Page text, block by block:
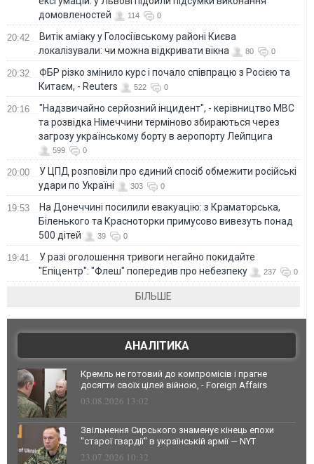
домовленостей
114 0
20:42
Витік аміаку у Голосіївському районі Києва
локалізували: чи можна відкривати вікна
80 0
20:32
ФБР різко змінило курс і почало співпрацю з Росією та
Китаєм, - Reuters
522 0
20:16
"Надзвичайно серйозний інцидент", - керівництво МВС
та розвідка Німеччини терміново збираються через
загрозу українському борту в аеропорту Лейпцига
599 0
20:00
У ЦПД розповіли про єдиний спосіб обмежити російські
удари по Україні
303 0
19:53
На Донеччині посилили евакуацію: з Краматорська,
Біленького та Красноторки примусово вивезуть понад
500 дітей
39 0
19:41
У разі оголошення тривоги негайно покидайте
"Епіцентр": "Флеш" попередив про небезпеку
237 0
БІЛЬШЕ
АНАЛІТИКА
Кремль не готовий до компромісів і прагне
досягти своїх цілей війною, - Foreign Affairs
03.08.2026 13:02
Звільнення Сирського знаменує кінець епохи
"старої гвардії" в українській армії — NYT
23.07.2026 10:32